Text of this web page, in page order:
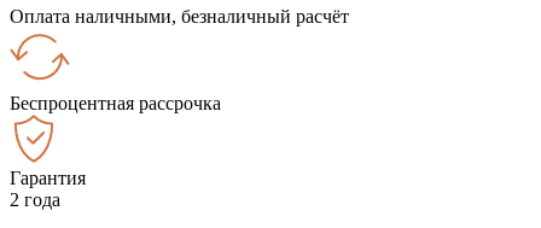
Оплата наличными, безналичный расчёт
Беспроцентная рассрочка
Гарантия
2 года